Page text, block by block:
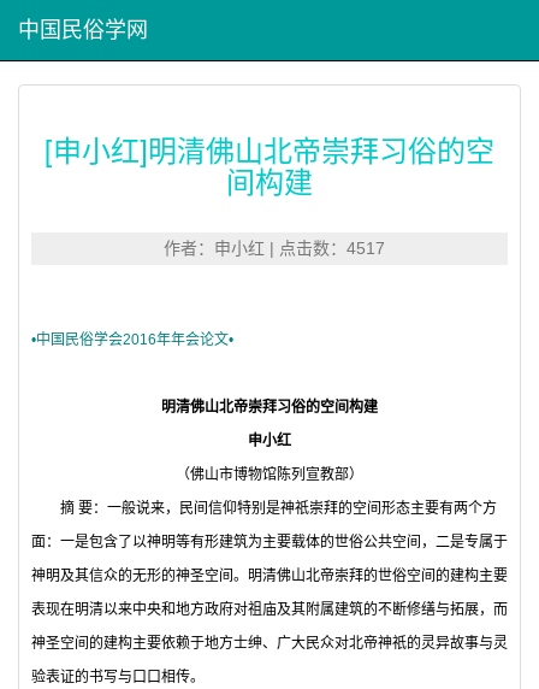
中国民俗学网
[申小红]明清佛山北帝崇拜习俗的空
间构建
作者：申小红 | 点击数：4517
•中国民俗学会2016年年会论文•
明清佛山北帝崇拜习俗的空间构建
申小红
（佛山市博物馆陈列宣教部）
摘 要：一般说来，民间信仰特别是神祇崇拜的空间形态主要有两个方
面：一是包含了以神明等有形建筑为主要载体的世俗公共空间，二是专属于
神明及其信众的无形的神圣空间。明清佛山北帝崇拜的世俗空间的建构主要
表现在明清以来中央和地方政府对祖庙及其附属建筑的不断修缮与拓展，而
神圣空间的建构主要依赖于地方士绅、广大民众对北帝神祇的灵异故事与灵
验表证的书写与口口相传。